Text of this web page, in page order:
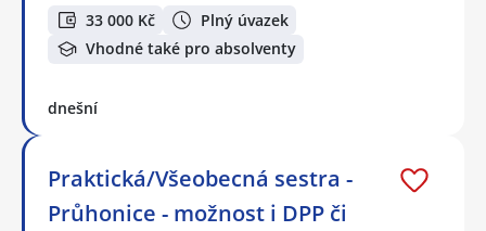
33 000 Kč
Plný úvazek
Vhodné také pro absolventy
dnešní
Praktická/Všeobecná sestra -
Průhonice - možnost i DPP či